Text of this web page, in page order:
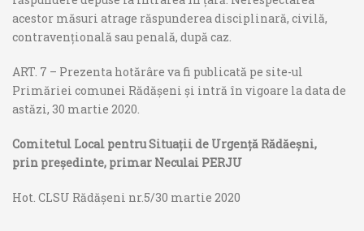
acestor măsuri atrage răspunderea disciplinară, civilă,
contravențională sau penală, după caz.
ART. 7 – Prezenta hotărâre va fi publicată pe site-ul
Primăriei comunei Rădășeni și intră în vigoare la data de
astăzi, 30 martie 2020.
Comitetul Local pentru Situații de Urgență Rădăeșni,
prin președinte, primar Neculai PERJU
Hot. CLSU Rădășeni nr.5/30 martie 2020